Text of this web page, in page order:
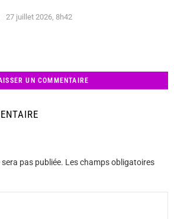
27 juillet 2026, 8h42
UN COMMENTAIRE
pas publiée. Les champs obligatoires